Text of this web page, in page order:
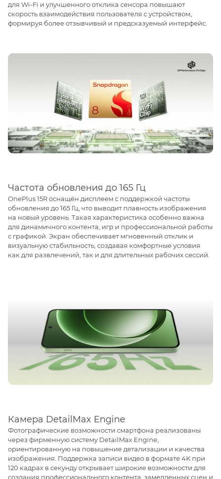
для Wi-Fi и улучшенного отклика сенсора повышают
скорость взаимодействия пользователя с устройством,
формируя более отзывчивый и предсказуемый интерфейс.
Частота обновления до 165 Гц
OnePlus 15R оснащён дисплеем с поддержкой частоты
обновления до 165 Гц, что выводит плавность изображения
на новый уровень. Такая характеристика особенно важна
для динамичного контента, игр и профессиональной работы
с графикой. Экран обеспечивает мгновенный отклик и
визуальную стабильность, создавая комфортные условия
как для развлечений, так и для длительных рабочих сессий.
Камера DetailMax Engine
Фотографические возможности смартфона реализованы
через фирменную систему DetailMax Engine,
ориентированную на повышение детализации и качества
изображения. Поддержка записи видео в формате 4K при
120 кадрах в секунду открывает широкие возможности для
создания профессионального контента, замедленных сцен и